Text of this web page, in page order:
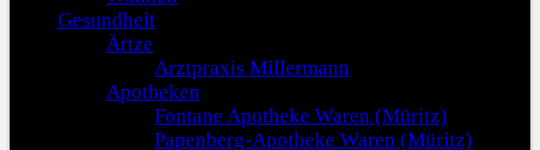
Gesundheit
Ärtze
Arztpraxis Millermann
Apotheken
Fontane Apotheke Waren (Müritz)
Papenberg-Apotheke Waren (Müritz)